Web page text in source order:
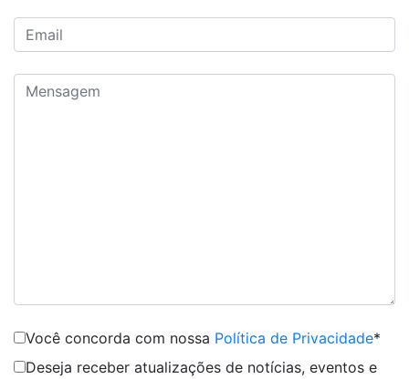
Você concorda com nossa Política de Privacidade*
Deseja receber atualizações de notícias, eventos e